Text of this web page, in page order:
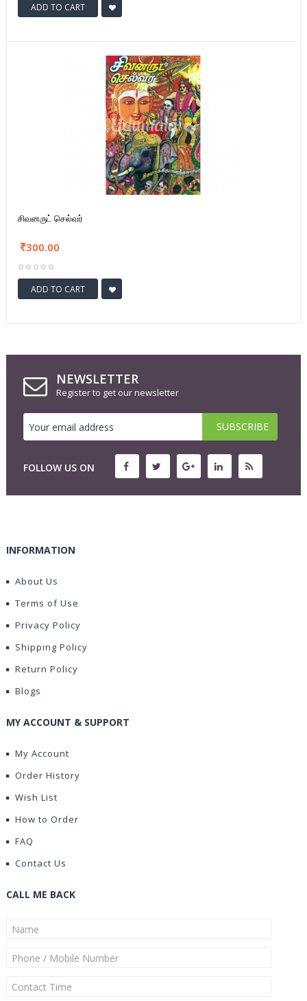
ADD TO CART
சிவனருட் செல்வர்
300.00
ADD TO CART
NEWSLETTER
Register to get our newsletter
FOLLOW US ON
INFORMATION
About Us
Terms of Use
Privacy Policy
Shipping Policy
Return Policy
Blogs
MY ACCOUNT & SUPPORT
My Account
Order History
Wish List
How to Order
FAQ
Contact Us
CALL ME BACK